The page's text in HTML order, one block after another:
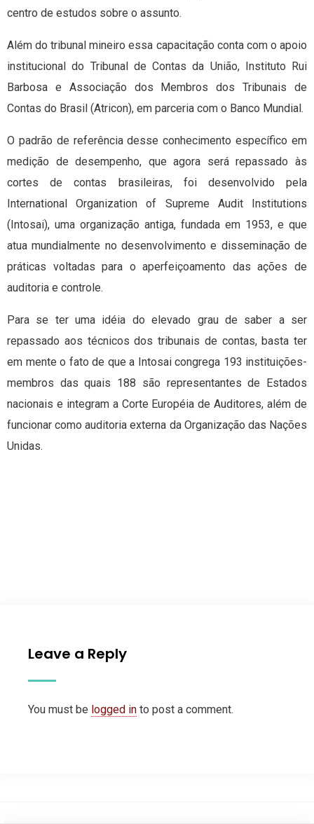
centro de estudos sobre o assunto.
Além do tribunal mineiro essa capacitação conta com o apoio
institucional do Tribunal de Contas da União, Instituto Rui
Barbosa e Associação dos Membros dos Tribunais de
Contas do Brasil (Atricon), em parceria com o Banco Mundial.
O padrão de referência desse conhecimento específico em
medição de desempenho, que agora será repassado às
cortes de contas brasileiras, foi desenvolvido pela
International Organization of Supreme Audit Institutions
(Intosai), uma organização antiga, fundada em 1953, e que
atua mundialmente no desenvolvimento e disseminação de
práticas voltadas para o aperfeiçoamento das ações de
auditoria e controle.
Para se ter uma idéia do elevado grau de saber a ser
repassado aos técnicos dos tribunais de contas, basta ter
em mente o fato de que a Intosai congrega 193 instituições-
membros das quais 188 são representantes de Estados
nacionais e integram a Corte Européia de Auditores, além de
funcionar como auditoria externa da Organização das Nações
Unidas.
Leave a Reply
You must be logged in to post a comment.